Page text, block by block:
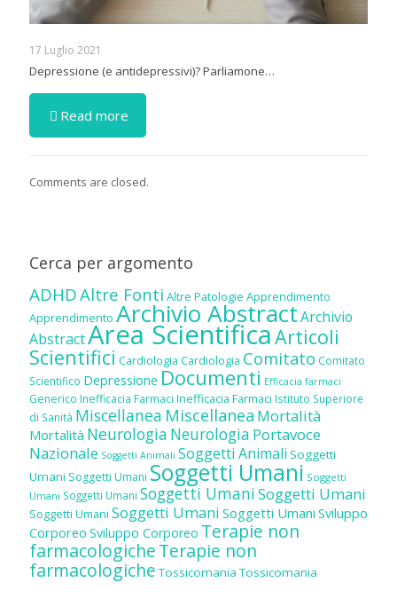
17 Luglio 2021
Depressione (e antidepressivi)? Parliamone…
Read more
Comments are closed.
Cerca per argomento
ADHDAltre Fonti Altre Patologie Apprendimento
Apprendimento Archivio AbstractArchivio
AbstractArea ScientificaArticoli
Scientifici Cardiologia Cardiologia Comitato Comitato
Scientifico Depressione Documenti Efficacia farmaci
Generico Inefficacia Farmaci Inefficacia Farmaci Istituto Superiore
di Sanità Miscellanea Miscellanea Mortalità
Mortalità Neurologia Neurologia Portavoce
Nazionale Soggetti Animali Soggetti Animali Soggetti
Umani Soggetti Umani Soggetti Umani Soggetti
Umani Soggetti Umani Soggetti UmaniSoggetti Umani
Soggetti Umani Soggetti Umani Soggetti Umani Sviluppo
Corporeo Sviluppo Corporeo Terapie non
farmacologicheTerapie non
farmacologiche Tossicomania Tossicomania